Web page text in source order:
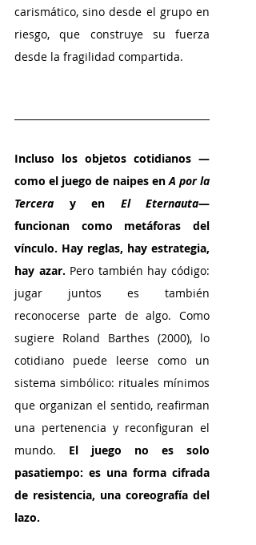
carismático, sino desde el grupo en
riesgo, que construye su fuerza
desde la fragilidad compartida.
Incluso los objetos cotidianos —
como el juego de naipes en A por la
Tercera y en El Eternauta—
funcionan como metáforas del
vínculo. Hay reglas, hay estrategia,
hay azar. Pero también hay código:
jugar juntos es también
reconocerse parte de algo. Como
sugiere Roland Barthes (2000), lo
cotidiano puede leerse como un
sistema simbólico: rituales mínimos
que organizan el sentido, reafirman
una pertenencia y reconfiguran el
mundo. El juego no es solo
pasatiempo: es una forma cifrada
de resistencia, una coreografía del
lazo.